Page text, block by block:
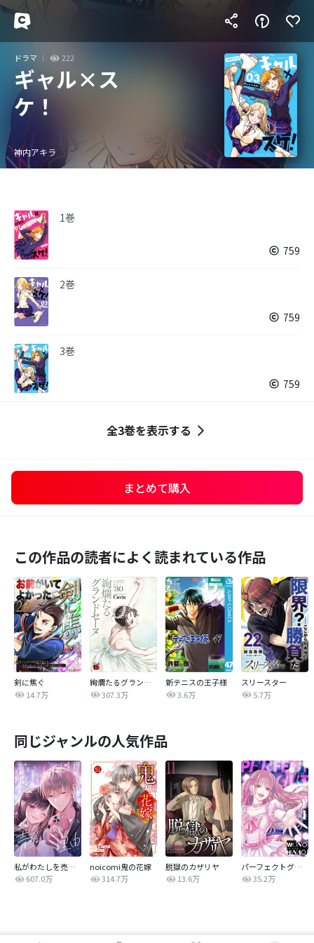
ドラマ 222
ギャル×ス
ケ！
神内アキラ
1巻
759
2巻
759
3巻
759
全3巻を表示する
まとめて購入
この作品の読者によく読まれている作品
剣に焦ぐ
14.7万
絢爛たるグランドセーヌ
307.3万
新テニスの王子様
3.6万
スリースター
5.7万
同じジャンルの人気作品
私がわたしを売る理由
607.0万
noicomi鬼の花嫁
314.7万
脱獄のカザリヤ
13.6万
パーフェクトグリッター
35.2万